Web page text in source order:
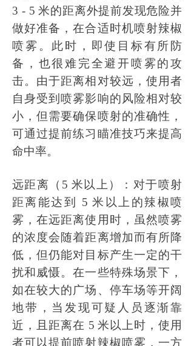
3 - 5 米的距离外提前发现危险并
做好准备，在合适时机喷射辣椒
喷雾。此时，即使目标有所防
备，也很难完全避开喷雾的攻
击。由于距离相对较远，使用者
自身受到喷雾影响的风险相对较
小，但需要确保喷射的准确性，
可通过提前练习瞄准技巧来提高
命中率。
远距离（ 5 米以上）：对于喷射
距离能达到 5 米以上的辣椒喷
雾，在远距离使用时，虽然喷雾
的浓度会随着距离增加而有所降
低，但仍能对目标产生一定的干
扰和威慑。在一些特殊场景下，
如在较大的广场、停车场等开阔
地带，当发现可疑人员逐渐靠
近，且距离在 5 米以上时，使用
者可以提前喷射辣椒喷雾，一方